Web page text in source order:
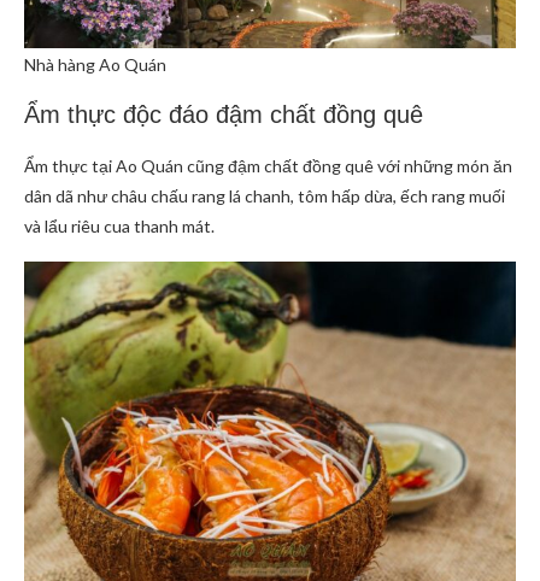
Nhà hàng Ao Quán
Ẩm thực độc đáo đậm chất đồng quê
Ẩm thực tại Ao Quán cũng đậm chất đồng quê với những món ăn
dân dã như châu chấu rang lá chanh, tôm hấp dừa, ếch rang muối
và lẩu riêu cua thanh mát.